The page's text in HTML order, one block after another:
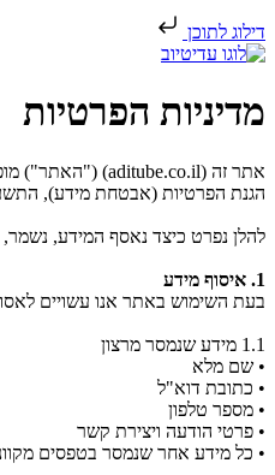
דילוג לתוכן
מדיניות הפרטיות
הגנת הפרטיות (אבטחת מידע), התשע"ז–2017, וכל דין
להלן נפרט כיצד נאסף המידע,
1. איסוף מידע
בעת השימוש באתר אנו עשויים
1.1 מידע שנמסר מרצון
• שם מלא
• כתובת דוא"ל
• מספר טלפון
• פרטי הודעה ויצירת קשר
• כל מידע אחר שנמסר בטפסים